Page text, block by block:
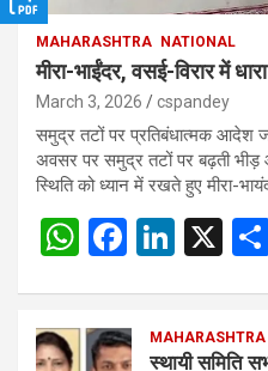
MAHARASHTRA NATIONAL
मीरा-भाईंदर, वसई-विरार में
March 3, 2026 cspandey
समुद्र तटों पर प्रतिबंधात्मक आदेश
अवसर पर समुद्र तटों पर बढ़ती भीड़
स्थिति को ध्यान में रखते हुए मीरा-
W
s
F
b
Li
dI
X
MAHARASHTRA
स्थायी समिति